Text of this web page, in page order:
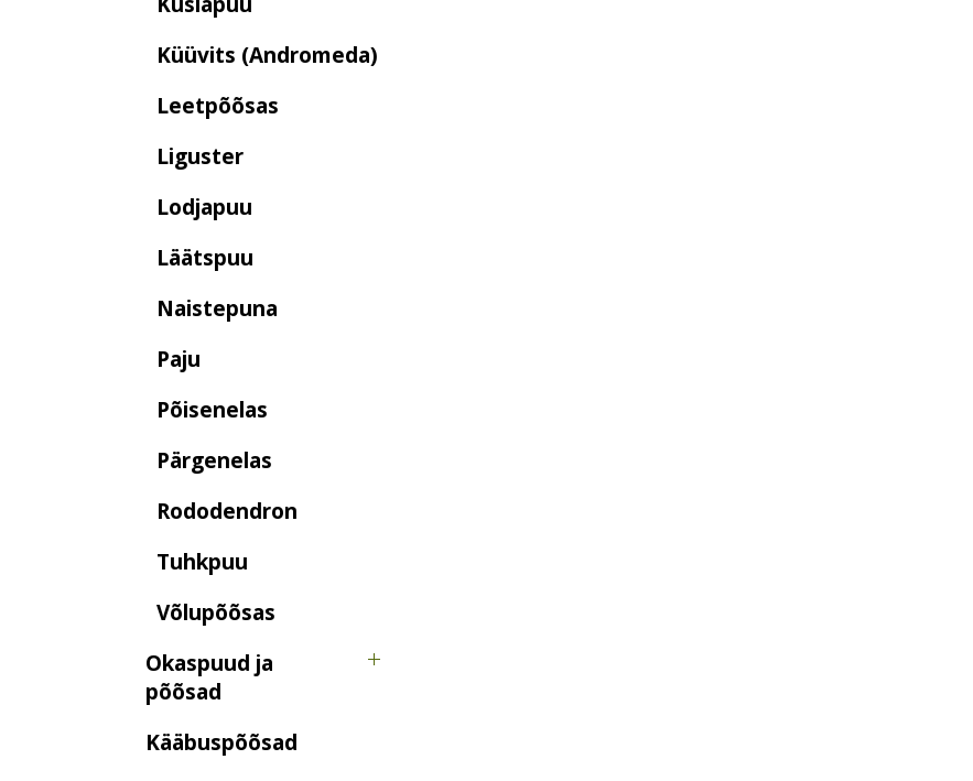
Küüvits (Andromeda)
Leetpõõsas
Liguster
Lodjapuu
Läätspuu
Naistepuna
Paju
Põisenelas
Pärgenelas
Rododendron
Tuhkpuu
Võlupõõsas
Okaspuud ja
põõsad
Kääbuspõõsad